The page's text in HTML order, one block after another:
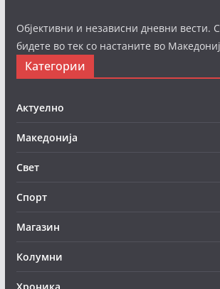
Објективни и независни дневни вести.
бидете во тек со настаните во
Категории
Актуелно
Македонија
Свет
Спорт
Магазин
Колумни